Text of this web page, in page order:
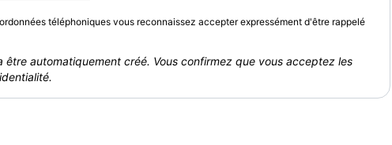
téléphoniques vous reconnaissez accepter expressément d'être rappelé
être automatiquement créé. Vous confirmez que vous acceptez les